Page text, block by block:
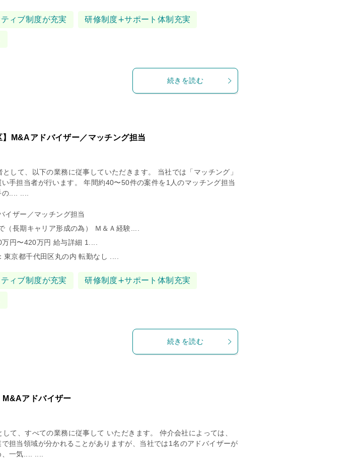
ィブ制度が充実 研修制度∔サポート体制充実
続きを読む
】M&Aアドバイザー／マッチング担当
して、以下の業務に従事していただきます。 当社では「マッチング」
手担当者が行います。 年間約40〜50件の案件を1人のマッチング担当
.... ....
イザー／マッチング担当
（長期キャリア形成の為） Ｍ＆Ａ経験....
円〜420万円 給与詳細 1....
京都千代田区丸の内 転勤なし ....
ィブ制度が充実 研修制度∔サポート体制充実
続きを読む
M&Aアドバイザー
て、すべての業務に従事して いただきます。 仲介会社によっては、
担当領域が分かれることがありますが、当社では1名のアドバイザーが
一気.... ....